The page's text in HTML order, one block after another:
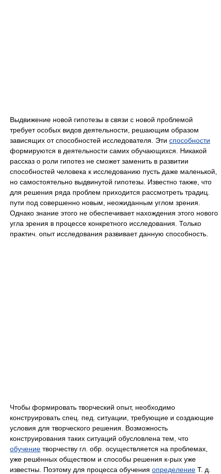
Выдвижение новой гипотезы в связи с новой проблемой
требует особых видов деятельности, решающим образом
зависящих от способностей исследователя. Эти способности
формируются в деятельности самих обучающихся. Никакой
рассказ о роли гипотез не сможет заменить в развитии
способностей человека к исследованию пусть даже маленькой,
но самостоятельно выдвинутой гипотезы. Известно также, что
для решения ряда проблем приходится рассмотреть традиц.
пути под совершенно новым, неожиданным углом зрения.
Однако знание этого не обеспечивает нахождения этого нового
угла зрения в процессе конкретного исследования. Только
практич. опыт исследования развивает данную способность.
Чтобы формировать творческий опыт, необходимо
конструировать спец. пед. ситуации, требующие и создающие
условия для творческого решения. Возможность
конструирования таких ситуаций обусловлена тем, что
обучение творчеству гл. обр. осуществляется на проблемах,
уже решённых обществом и способы решения к-рых уже
известны. Поэтому для процесса обучения определение Т. д.